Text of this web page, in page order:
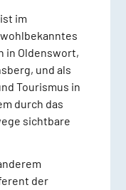
im
in Oldenswort,
und als
Tourismus in
durch das
sichtbare
der